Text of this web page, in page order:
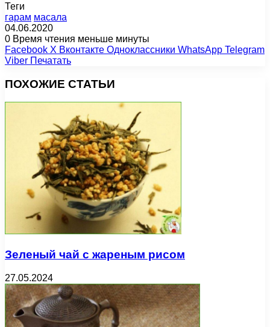
Теги
гарам масала
04.06.2020
0 Время чтения меньше минуты
Facebook X Вконтакте Одноклассники WhatsApp Telegram
Viber Печатать
ПОХОЖИЕ СТАТЬИ
Зеленый чай с жареным рисом
27.05.2024